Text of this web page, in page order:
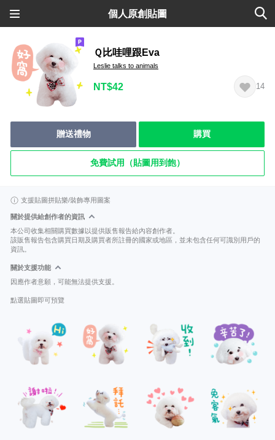
個人原創貼圖
Ｑ比哇哩跟Eva
Leslie talks to animals
NT$42 14
贈送禮物 購買
免費試用（貼圖用到飽）
支援貼圖拼貼樂/裝飾專用圖案
關於提供給創作者的資訊
本公司收集相關購買數據以提供販售報告給內容創作者。
該販售報告包含購買日期及購買者所註冊的國家或地區，並未包含任何可識別用戶的
資訊。
關於支援功能
因應作者意願，可能無法提供支援。
點選貼圖即可預覽